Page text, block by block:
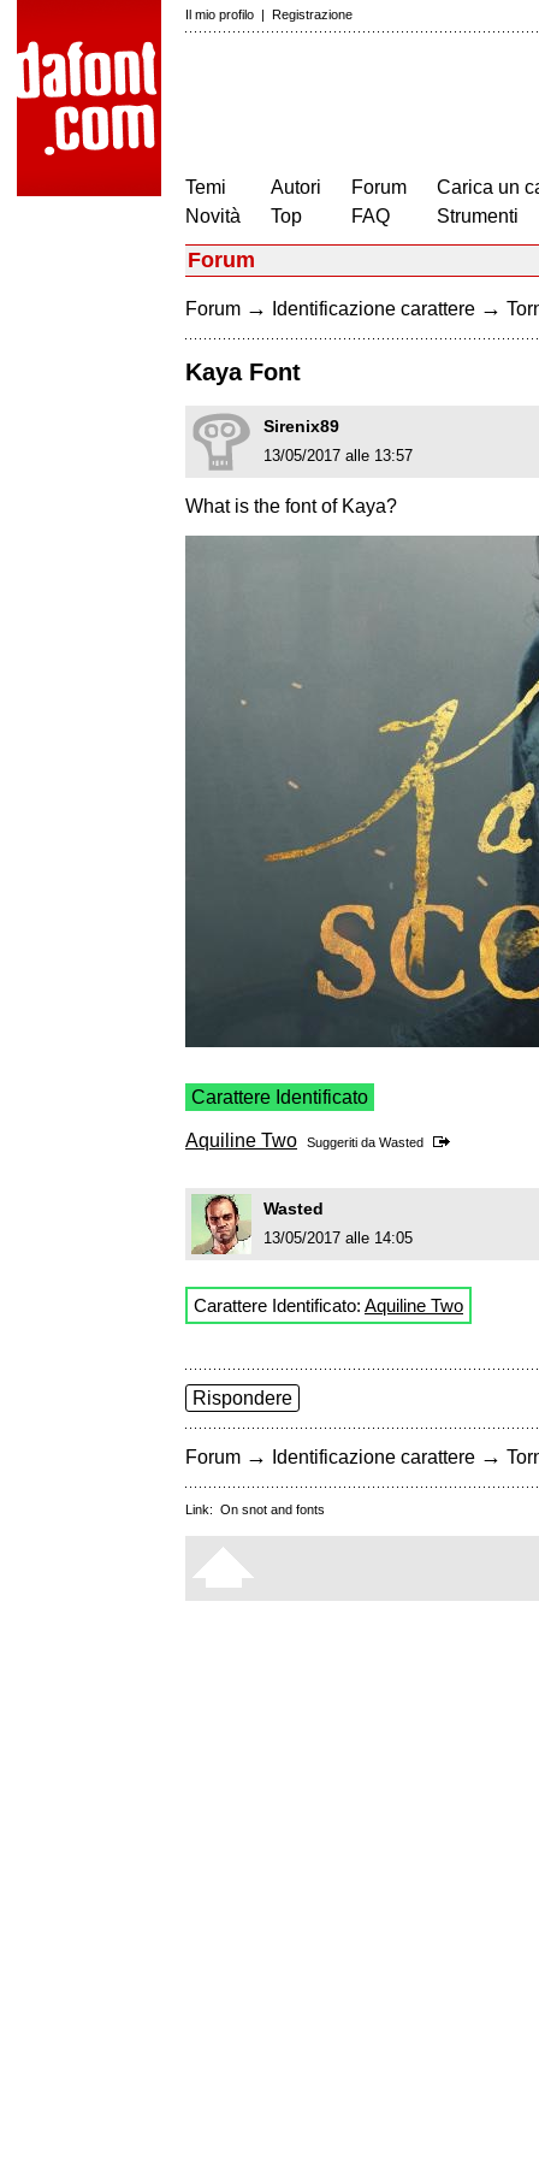
Il mio profilo | Registrazione
Temi
Novità
Autori
Top
Forum
FAQ
Carica un
Strumenti
Forum
Forum → Identificazione carattere →
Kaya Font
Sirenix89
13/05/2017 alle 13:57
What is the font of Kaya?
Carattere Identificato
Aquiline Two Suggeriti da Wasted
Wasted
13/05/2017 alle 14:05
Carattere Identificato: Aquiline Two
Rispondere
Forum → Identificazione carattere →
Link: On snot and fonts